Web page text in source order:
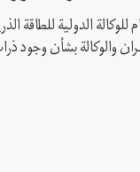
الدولية للطاقة
والوكالة بشأن وجود